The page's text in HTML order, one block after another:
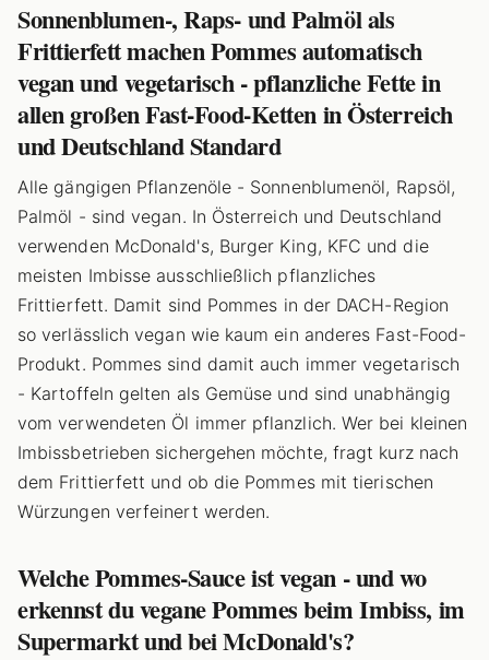
Sonnenblumen-, Raps- und Palmöl als
Frittierfett machen Pommes automatisch
vegan und vegetarisch - pflanzliche Fette in
allen großen Fast-Food-Ketten in Österreich
und Deutschland Standard
Alle gängigen Pflanzenöle - Sonnenblumenöl, Rapsöl,
Palmöl - sind vegan. In Österreich und Deutschland
verwenden McDonald's, Burger King, KFC und die
meisten Imbisse ausschließlich pflanzliches
Frittierfett. Damit sind Pommes in der DACH-Region
so verlässlich vegan wie kaum ein anderes Fast-Food-
Produkt. Pommes sind damit auch immer vegetarisch
- Kartoffeln gelten als Gemüse und sind unabhängig
vom verwendeten Öl immer pflanzlich. Wer bei kleinen
Imbissbetrieben sichergehen möchte, fragt kurz nach
dem Frittierfett und ob die Pommes mit tierischen
Würzungen verfeinert werden.
Welche Pommes-Sauce ist vegan - und wo
erkennst du vegane Pommes beim Imbiss, im
Supermarkt und bei McDonald's?